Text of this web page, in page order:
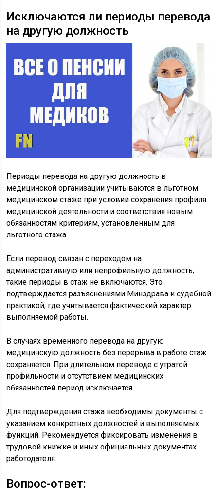
Исключаются ли периоды перевода
на другую должность
Периоды перевода на другую должность в
медицинской организации учитываются в льготном
медицинском стаже при условии сохранения профиля
медицинской деятельности и соответствия новым
обязанностям критериям, установленным для
льготного стажа.
Если перевод связан с переходом на
административную или непрофильную должность,
такие периоды в стаж не включаются. Это
подтверждается разъяснениями Минздрава и судебной
практикой, где учитывается фактический характер
выполняемой работы.
В случаях временного перевода на другую
медицинскую должность без перерыва в работе стаж
сохраняется. При длительном переводе с утратой
профильности и отсутствием медицинских
обязанностей период исключается.
Для подтверждения стажа необходимы документы с
указанием конкретных должностей и выполняемых
функций. Рекомендуется фиксировать изменения в
трудовой книжке и иных официальных документах
работодателя.
Вопрос-ответ: